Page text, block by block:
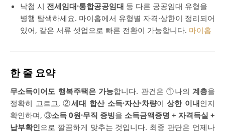
낙첨 시 전세임대·통합공공임대 등 다른 공공임대 유형을
병행 탐색하세요. 마이홈에서 유형별 자격·상한이 정리되어
있어, 같은 서류 셋업으로 빠른 전환이 가능합니다. 마이홈
한 줄 요약
무소득이어도 행복주택은 가능합니다. 관건은 ①나의 계층을
정확히 고르고, ②세대 합산 소득·자산·차량이상한 이내인지
확인하며, ③소득 0원·무직 증빙을 소득금액증명 + 자격득실 +
납부확인으로 깔끔하게 맞추는 것입니다. 최종 판단은 언제나